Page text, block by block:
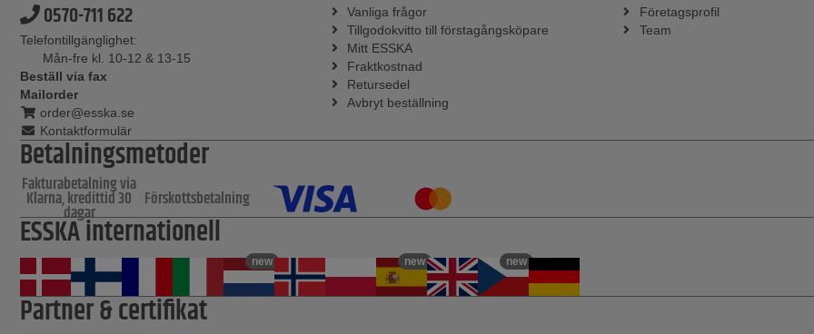
0570-711 622
Telefontillgänglighet:
Mån-fre kl. 10-12 & 13-15
Beställ via fax
Mailorder
order@esska.se
Kontaktformulär
Vanliga frågor
Tillgodokvitto till förstagångsköpare
Mitt ESSKA
Fraktkostnad
Retursedel
Avbryt beställning
Företagsprofil
Team
Betalningsmetoder
Fakturabetalning via
Klarna, kredittid 30
dagar
Förskottsbetalning
ESSKA internationell
new new new
Partner & certifikat